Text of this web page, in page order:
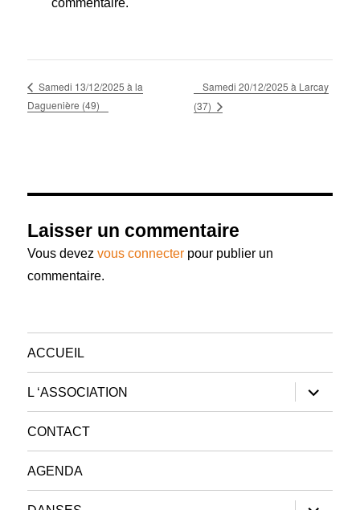
commentaire.
Samedi 13/12/2025 à la
Daguenière (49)
Samedi 20/12/2025 à Larcay
(37)
Laisser un commentaire
Vous devezvous connecter pour publier un
commentaire.
ACCUEIL
L ‘ASSOCIATION
ouvrir
le
sous-
CONTACT
AGENDA
ouvrir